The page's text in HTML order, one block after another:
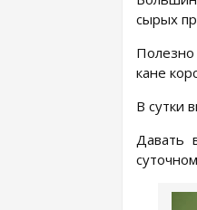
сырых
Полезно
кане
В сутки
Давать